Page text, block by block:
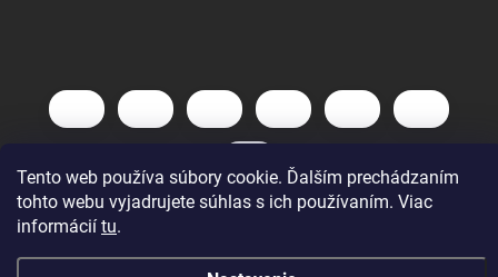
Tento web používa súbory cookie. Ďalším prechádzaním
tohto webu vyjadrujete súhlas s ich používaním. Viac
informácií tu.